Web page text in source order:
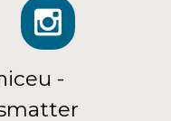
-